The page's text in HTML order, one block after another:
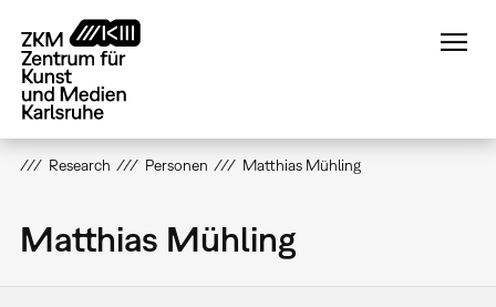
zum
Inhalt
Research Personen Matthias Mühling
Matthias Mühling